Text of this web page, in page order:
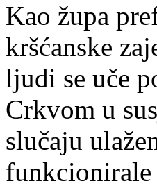
Kao župa
kršćanske
ljudi se uče
Crkvom u
slučaju